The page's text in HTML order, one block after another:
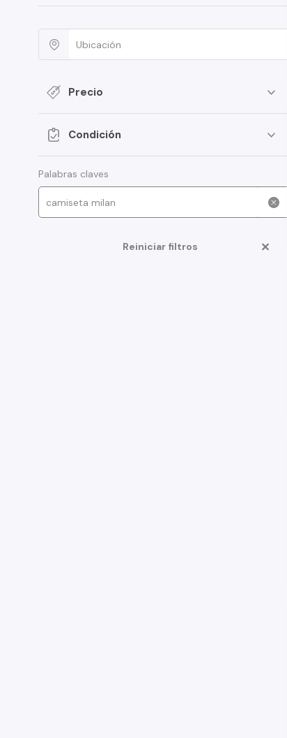
Precio
Condición
Palabras claves
Reiniciar filtros